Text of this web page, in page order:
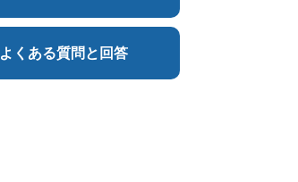
よくある質問と回答